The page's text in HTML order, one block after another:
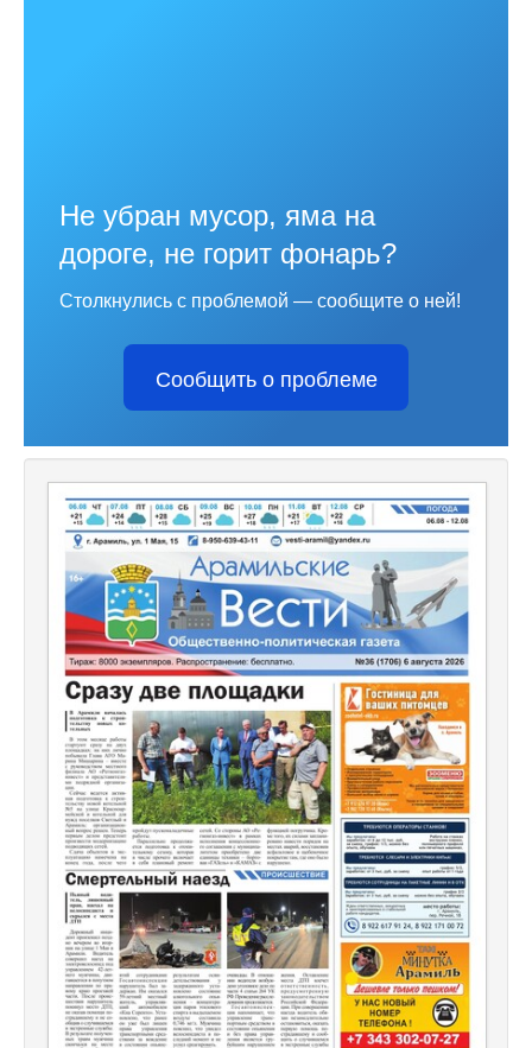
Не убран мусор, яма на
дороге, не горит фонарь?
Столкнулись с проблемой — сообщите о ней!
Сообщить о проблеме